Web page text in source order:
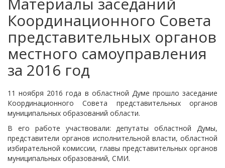
Координационного Совета
представительных органов
местного самоуправления
за 2016 год
11 ноября 2016 года в областной Думе прошло заседание
Координационного Совета представительных органов
муниципальных образований области.
В его работе участвовали: депутаты областной Думы,
представители органов исполнительной власти, областной
избирательной комиссии, главы представительных органов
муниципальных образований, СМИ.